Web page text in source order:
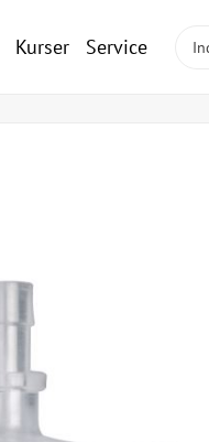
Kurser Service